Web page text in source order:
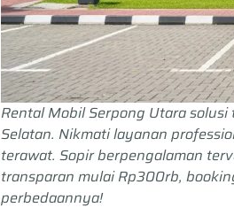
Rental Mobil Serpong Utara
Selatan. Nikmati layanan
terawat. Sopir berpengalaman
transparan mulai Rp300rb,
perbedaannya!